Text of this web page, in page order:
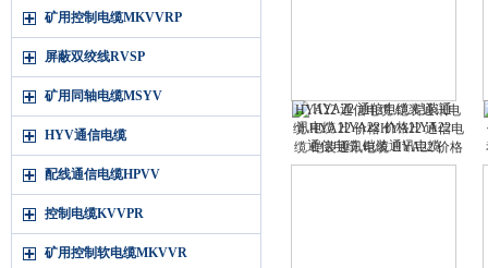
矿用控制电缆MKVVRP
屏蔽双绞线RVSP
矿用同轴电缆MSYV
HYV通信电缆
配线通信电缆HPVV
控制电缆KVVPR
矿用控制软电缆MKVVR
HYA22 通信电缆 铠装通讯电
缆 HYA22 价格HYA22 通信电
缆 铠装通讯电缆 HYA22 价格